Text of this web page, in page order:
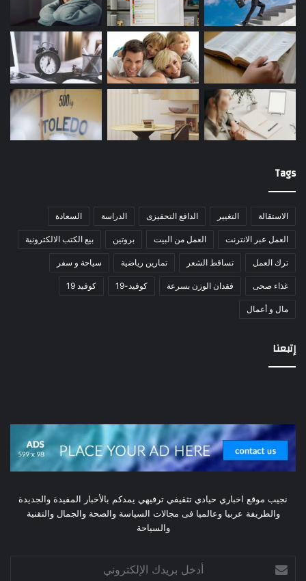
Tags
الاستقالة التغيير الدافع التحفيزى الدراسة السعادة
العمل عبر الانترنت العمل من البيت بروتين بيع الكتب الالكترونية
ترك العمل تساقط الشعر تمارين رياضية سياحة و سفر
غذاء صحى فقدان الوزن بسرعة كوفيد-19 كوفيد 19
مال و أعمال
إتبعنا
نجيب موقع اخباري حيادي تثقيفي ترفيهي يمدكم بالأخبار المفيدة والجديدة
والطريفة عربيا وعالميا فى مجالات السياسة والصحة والجمال والتقنية
والسياحة
بريدك